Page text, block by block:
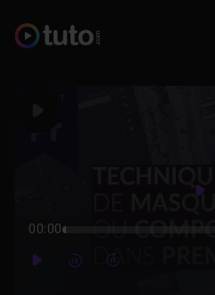
00:00
PlayForwardForward